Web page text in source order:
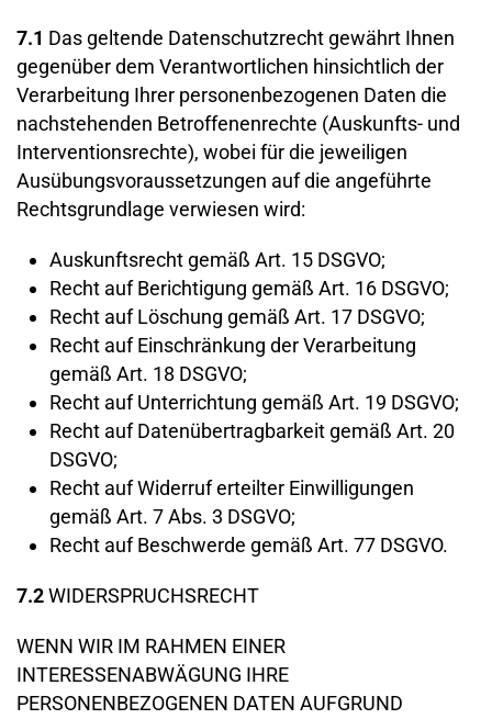
7.1 Das geltende Datenschutzrecht gewährt Ihnen
gegenüber dem Verantwortlichen hinsichtlich der
Verarbeitung Ihrer personenbezogenen Daten die
nachstehenden Betroffenenrechte (Auskunfts- und
Interventionsrechte), wobei für die jeweiligen
Ausübungsvoraussetzungen auf die angeführte
Rechtsgrundlage verwiesen wird:
Auskunftsrecht gemäß Art. 15 DSGVO;
Recht auf Berichtigung gemäß Art. 16 DSGVO;
Recht auf Löschung gemäß Art. 17 DSGVO;
Recht auf Einschränkung der Verarbeitung
gemäß Art. 18 DSGVO;
Recht auf Unterrichtung gemäß Art. 19 DSGVO;
Recht auf Datenübertragbarkeit gemäß Art. 20
DSGVO;
Recht auf Widerruf erteilter Einwilligungen
gemäß Art. 7 Abs. 3 DSGVO;
Recht auf Beschwerde gemäß Art. 77 DSGVO.
7.2WIDERSPRUCHSRECHT
WENN WIR IM RAHMEN EINER
INTERESSENABWÄGUNG IHRE
PERSONENBEZOGENEN DATEN AUFGRUND